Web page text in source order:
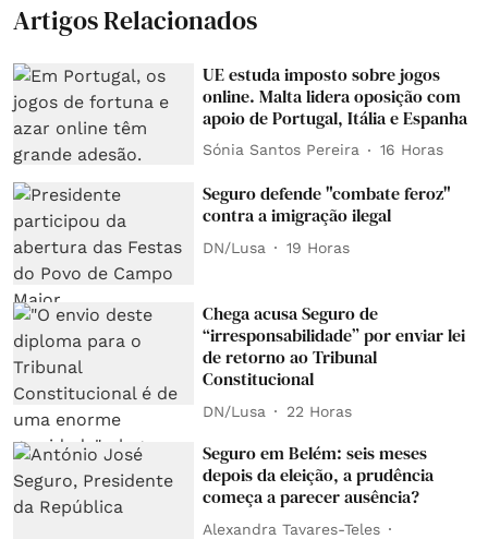
Artigos Relacionados
UE estuda imposto sobre jogos
online. Malta lidera oposição com
apoio de Portugal, Itália e Espanha
Sónia Santos Pereira 16 Horas
Seguro defende "combate feroz"
contra a imigração ilegal
DN/Lusa 19 Horas
Chega acusa Seguro de
“irresponsabilidade” por enviar lei
de retorno ao Tribunal
Constitucional
DN/Lusa 22 Horas
Seguro em Belém: seis meses
depois da eleição, a prudência
começa a parecer ausência?
Alexandra Tavares-Teles